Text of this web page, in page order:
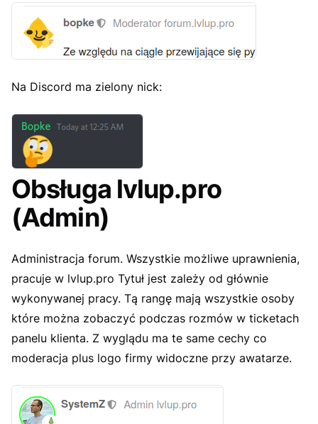
Na Discord ma zielony nick:
Obsługa lvlup.pro
(Admin)
Administracja forum. Wszystkie możliwe uprawnienia,
pracuje w lvlup.pro Tytuł jest zależy od głównie
wykonywanej pracy. Tą rangę mają wszystkie osoby
które można zobaczyć podczas rozmów w ticketach
panelu klienta. Z wyglądu ma te same cechy co
moderacja plus logo firmy widoczne przy awatarze.